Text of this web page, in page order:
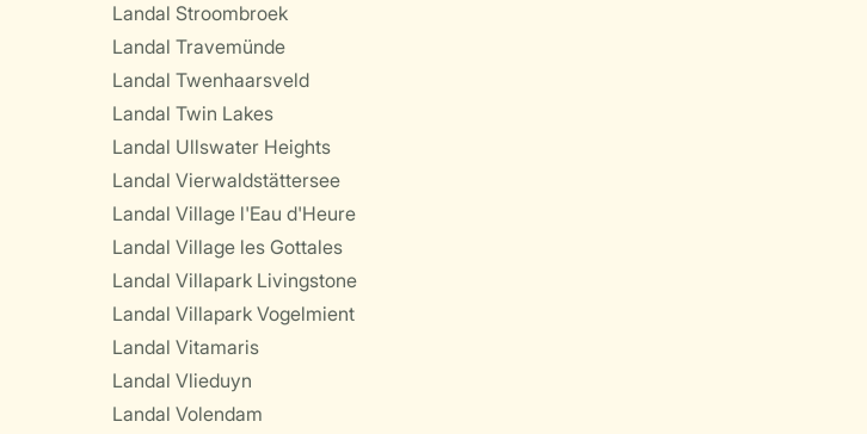
Landal Stroombroek
Landal Travemünde
Landal Twenhaarsveld
Landal Twin Lakes
Landal Ullswater Heights
Landal Vierwaldstättersee
Landal Village l'Eau d'Heure
Landal Village les Gottales
Landal Villapark Livingstone
Landal Villapark Vogelmient
Landal Vitamaris
Landal Vlieduyn
Landal Volendam